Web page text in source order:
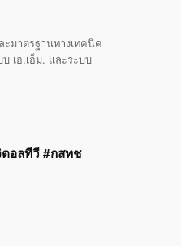
มาตรฐานทางเทคนิค
เอ.เอ็ม. และระบบ
อลทีวี #กสทช